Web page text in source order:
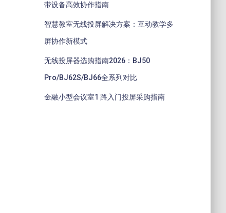
带设备高效协作指南
智慧教室无线投屏解决方案：互动教学多
屏协作新模式
无线投屏器选购指南2026：BJ50
Pro/BJ62S/BJ66全系列对比
金融小型会议室1 路入门投屏采购指南